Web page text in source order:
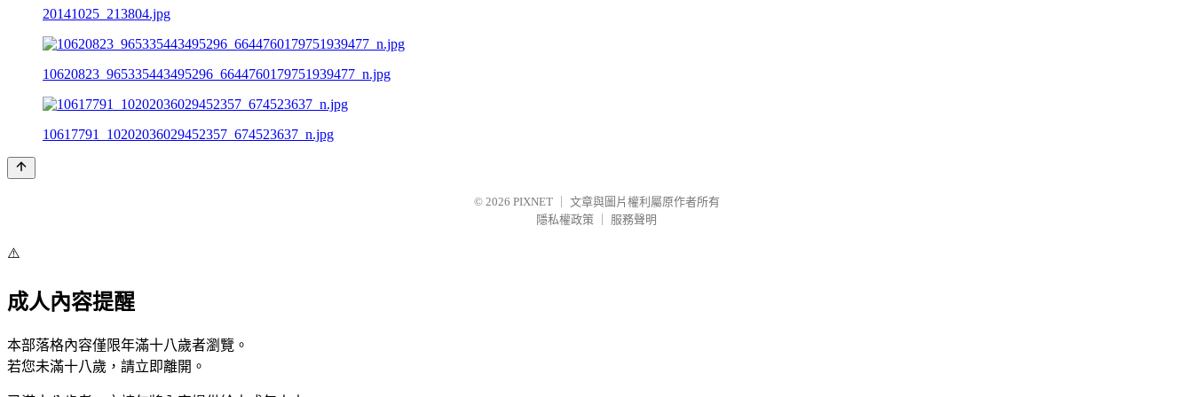
20141025_213804.jpg
10620823_965335443495296_6644760179751939477_n.jpg
10617791_10202036029452357_674523637_n.jpg
© 2026 PIXNET
文章與圖片權利屬原作者所有
隱私權政策
服務聲明
⚠️
成人內容提醒
本部落格內容僅限年滿十八歲者瀏覽。
若您未滿十八歲，請立即離開。